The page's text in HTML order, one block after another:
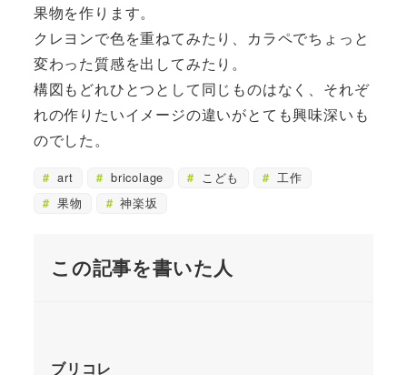
果物を作ります。
クレヨンで色を重ねてみたり、カラペでちょっと
変わった質感を出してみたり。
構図もどれひとつとして同じものはなく、それぞ
れの作りたいイメージの違いがとても興味深いも
のでした。
art bricolage こども
工作
果物
神楽坂
この記事を書いた人
ブリコレ